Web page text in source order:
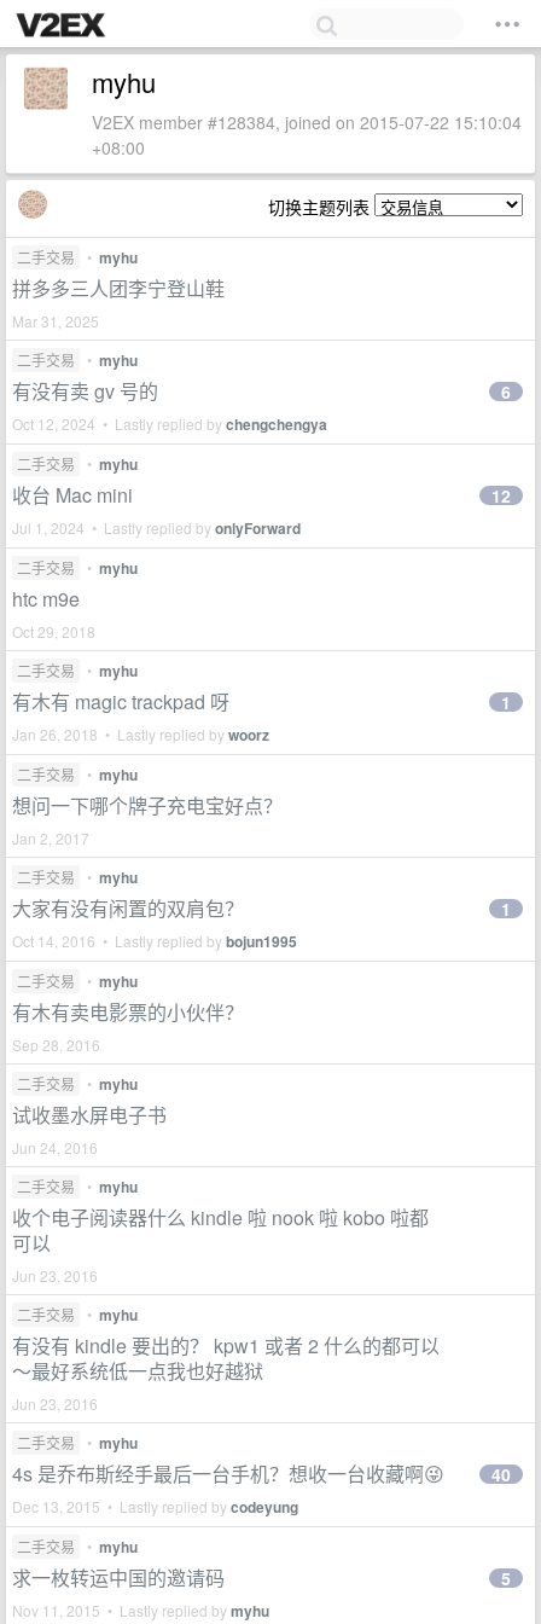
myhu
V2EX member #128384, joined on 2015-07-22 15:10:04
+08:00
切换主题列表
二手交易 • myhu
拼多多三人团李宁登山鞋
Mar 31, 2025
二手交易
• myhu
有没有卖 gv 号的
Oct 12, 2024 • Lastly replied bychengchengya
6
二手交易 • myhu
收台 Mac mini
Jul 1, 2024 • Lastly replied byonlyForward
12
二手交易 • myhu
htc m9e
Oct 29, 2018
二手交易
• myhu
有木有 magic trackpad 呀
Jan 26, 2018 • Lastly replied bywoorz
1
二手交易 • myhu
想问一下哪个牌子充电宝好点？
Jan 2, 2017
二手交易
• myhu
大家有没有闲置的双肩包？
Oct 14, 2016 • Lastly replied bybojun1995
1
二手交易 • myhu
有木有卖电影票的小伙伴？
Sep 28, 2016
二手交易
• myhu
试收墨水屏电子书
Jun 24, 2016
二手交易
• myhu
收个电子阅读器什么 kindle 啦 nook 啦 kobo 啦都
可以
Jun 23, 2016
二手交易
• myhu
有没有 kindle 要出的？ kpw1 或者 2 什么的都可以
～最好系统低一点我也好越狱
Jun 23, 2016
二手交易
• myhu
4s 是乔布斯经手最后一台手机？想收一台收藏啊😜
Dec 13, 2015 • Lastly replied bycodeyung
40
二手交易 • myhu
求一枚转运中国的邀请码
Nov 11, 2015 • Lastly replied bymyhu
5